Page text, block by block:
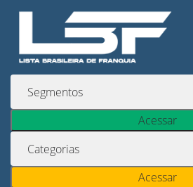
Acessar
Acessar